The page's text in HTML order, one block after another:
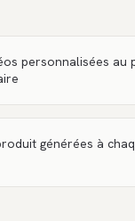
personnalisées au
générées à